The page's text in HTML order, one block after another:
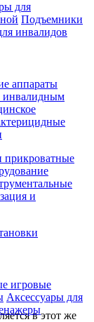
для
Подъемники
инвалидов
аппараты
инвалидным
прикроватные
и
игровые
Аксессуары для
в этот же